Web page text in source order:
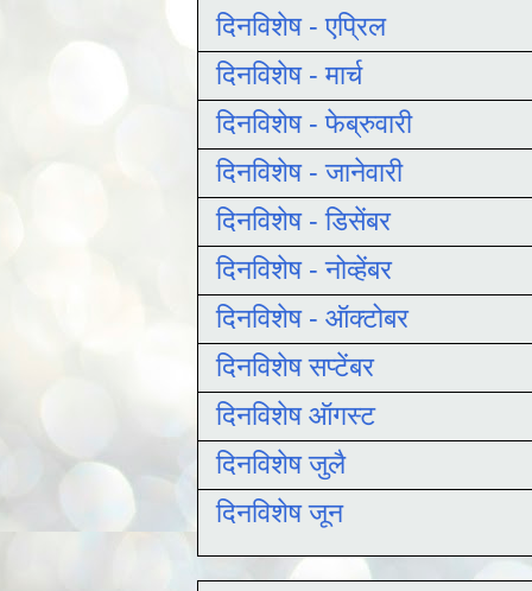
दिनविशेष - एप्रिल
दिनविशेष - मार्च
दिनविशेष - फेब्रुवारी
दिनविशेष - जानेवारी
दिनविशेष - डिसेंबर
दिनविशेष - नोव्हेंबर
दिनविशेष - ऑक्टोबर
दिनविशेष सप्टेंबर
दिनविशेष ऑगस्ट
दिनविशेष जुलै
दिनविशेष जून